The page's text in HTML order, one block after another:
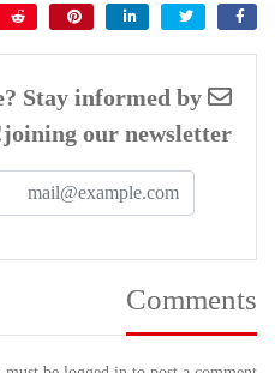
Stay informed by
joining our newsletter!
Comments